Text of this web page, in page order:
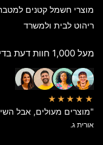
מוצרי חשמל קטנים
ריהוט לבית ולמשרד
מעל 1,000 חוות דעת בדירוג – 5 כוכבים
★★★★★
"מוצרים מעולים, אבל
אורית ג.